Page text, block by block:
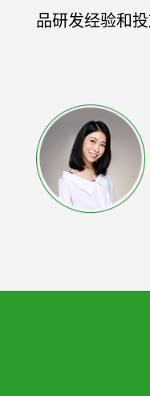
品研发经验和投